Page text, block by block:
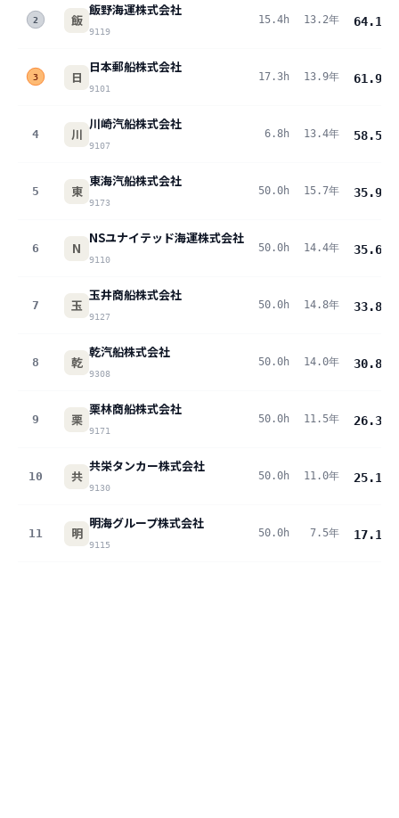
2 飯
飯野海運株式会社
9119
15.4h 13.2年 64.1
3 日
日本郵船株式会社
9101
17.3h 13.9年 61.9
4 川
川崎汽船株式会社
9107
6.8h 13.4年 58.5
5 東
東海汽船株式会社
9173
50.0h 15.7年 35.9
6 N
NSユナイテッド海運株式会社
9110
50.0h 14.4年 35.6
7 玉
玉井商船株式会社
9127
50.0h 14.8年 33.8
8 乾
乾汽船株式会社
9308
50.0h 14.0年 30.8
9 栗
栗林商船株式会社
9171
50.0h 11.5年 26.3
10 共
共栄タンカー株式会社
9130
50.0h 11.0年 25.1
11 明
明海グループ株式会社
9115
50.0h 7.5年 17.1